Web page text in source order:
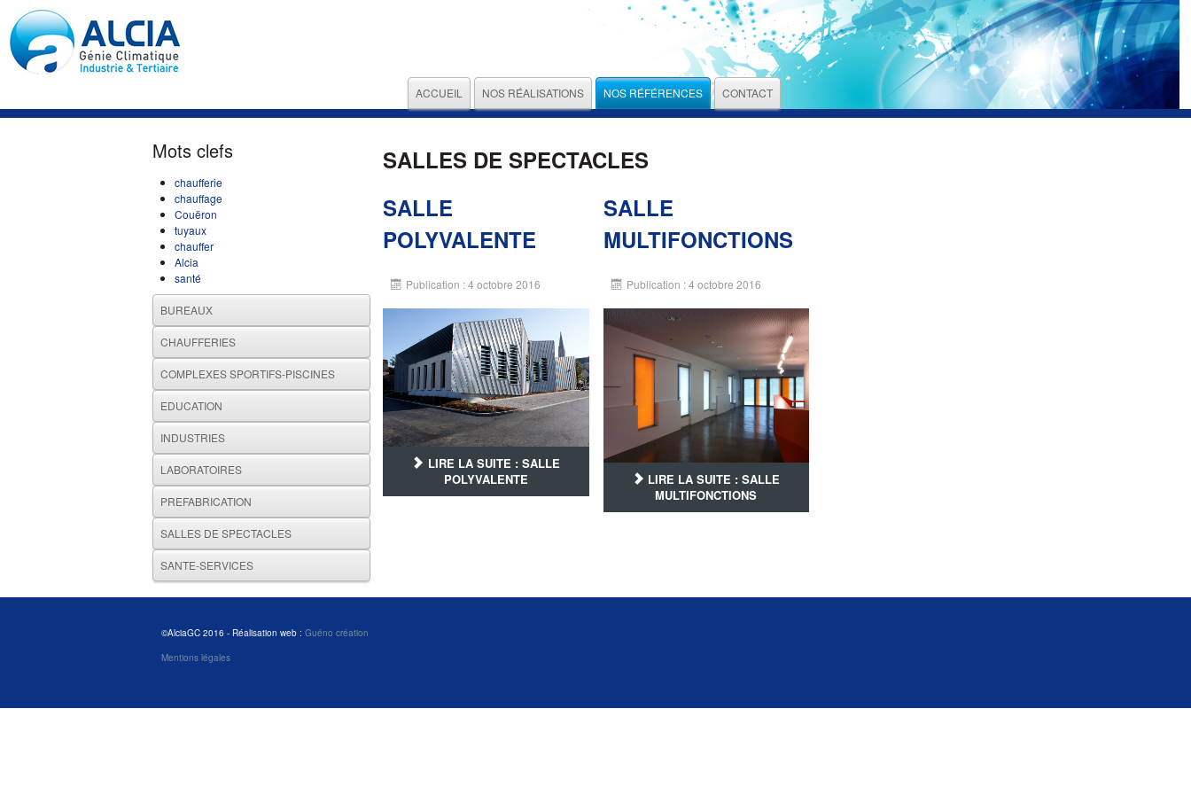
ACCUEIL NOS RÉALISATIONS NOS RÉFÉRENCES CONTACT
Mots clefs
chaufferie
chauffage
Couëron
tuyaux
chauffer
Alcia
santé
BUREAUX
CHAUFFERIES
COMPLEXES SPORTIFS-PISCINES
EDUCATION
INDUSTRIES
LABORATOIRES
PREFABRICATION
SALLES DE SPECTACLES
SANTE-SERVICES
SALLES DE SPECTACLES
SALLE
POLYVALENTE
Publication : 4 octobre 2016
LIRE LA SUITE : SALLE
POLYVALENTE
SALLE
MULTIFONCTIONS
Publication : 4 octobre 2016
LIRE LA SUITE : SALLE
MULTIFONCTIONS
©AlciaGC 2016 - Réalisation web : Guéno création
Mentions légales